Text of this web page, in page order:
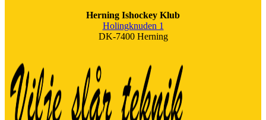
Herning Ishockey Klub
Holingknuden 1
DK-7400 Herning